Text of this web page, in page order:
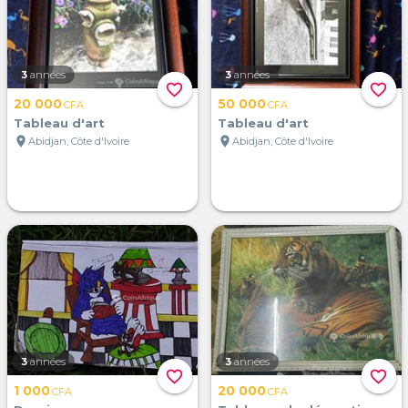
favorite_border
3 années
20 000CFA
Tableau d'art
location_on Abidjan, Côte d'Ivoire
favorite_border
3 années
50 000CFA
Tableau d'art
location_on Abidjan, Côte d'Ivoire
favorite_border
3 années
1 000CFA
favorite_border
3 années
20 000CFA